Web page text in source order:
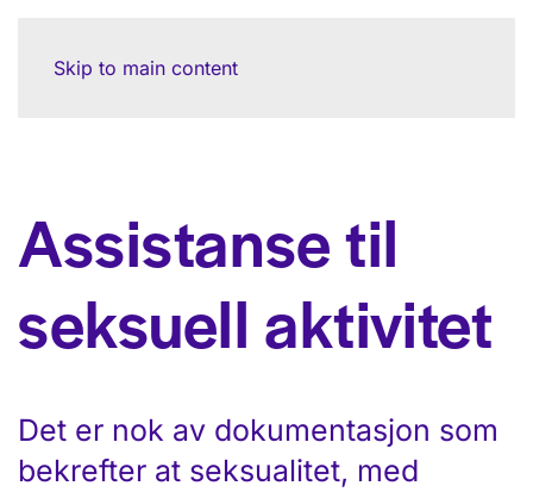
Skip to main content
Assistanse til
seksuell aktivitet
Det er nok av dokumentasjon som
bekrefter at seksualitet, med